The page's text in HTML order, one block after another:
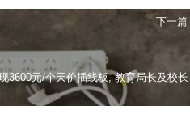
下一篇
3600元/个天价插线板, 教育局长及校长